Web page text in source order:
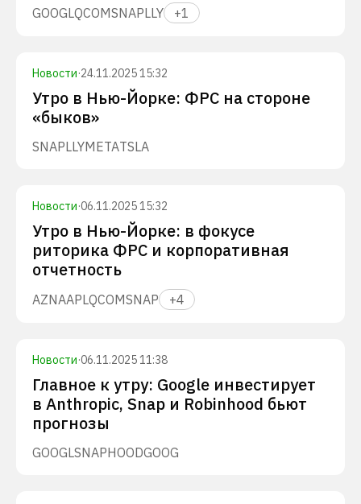
GOOGLQCOMSNAPLLY +1
Новости·24.11.2025 15:32
Утро в Нью-Йорке: ФРС на стороне
«быков»
SNAPLLYMETATSLA
Новости·06.11.2025 15:32
Утро в Нью-Йорке: в фокусе
риторика ФРС и корпоративная
отчетность
AZNAAPLQCOMSNAP +4
Новости·06.11.2025 11:38
Главное к утру: Google инвестирует
в Anthropic, Snap и Robinhood бьют
прогнозы
GOOGLSNAPHOODGOOG